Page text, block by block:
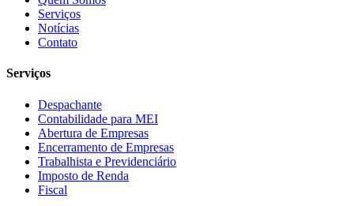
Serviços
Notícias
Contato
Serviços
Despachante
Contabilidade para MEI
Abertura de Empresas
Encerramento de Empresas
Trabalhista e Previdenciário
Imposto de Renda
Fiscal